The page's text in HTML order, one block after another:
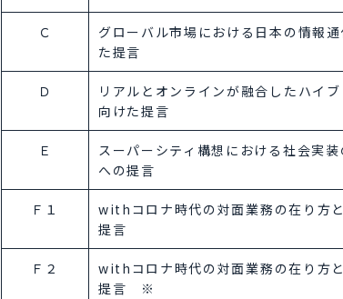
Ｃ
グローバル市場における日本の情報
た提言
Ｄ
リアルとオンラインが融合したハイ
向けた提言
Ｅ
スーパーシティ構想における社会実
への提言
Ｆ１
withコロナ時代の対面業務の在り方
提言
Ｆ２
withコロナ時代の対面業務の在り方
提言 ※